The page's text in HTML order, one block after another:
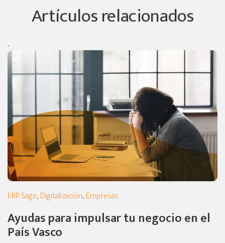
Artículos relacionados
.
ERP Sage,Digitalización,Empresas
Ayudas para impulsar tu negocio en el
País Vasco